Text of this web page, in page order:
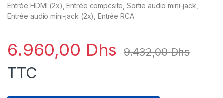
Entrée HDMI (2x), Entrée composite, Sortie audio mini-jack,
Entrée audio mini-jack (2x), Entrée RCA
6.960,00 Dhs 9.432,00Dhs
TTC